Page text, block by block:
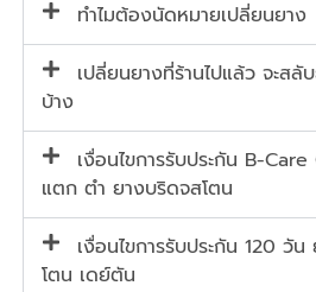
ทำไมต้องนัดหมายเปลี่ยนยาง
เปลี่ยนยางที่ร้านไปแล้ว จะส
บ้าง
เงื่อนไขการรับประกัน B-
แตก ตำ ยางบริดจสโตน
เงื่อนไขการรับประกัน 120 วั
โตน เดย์ตัน